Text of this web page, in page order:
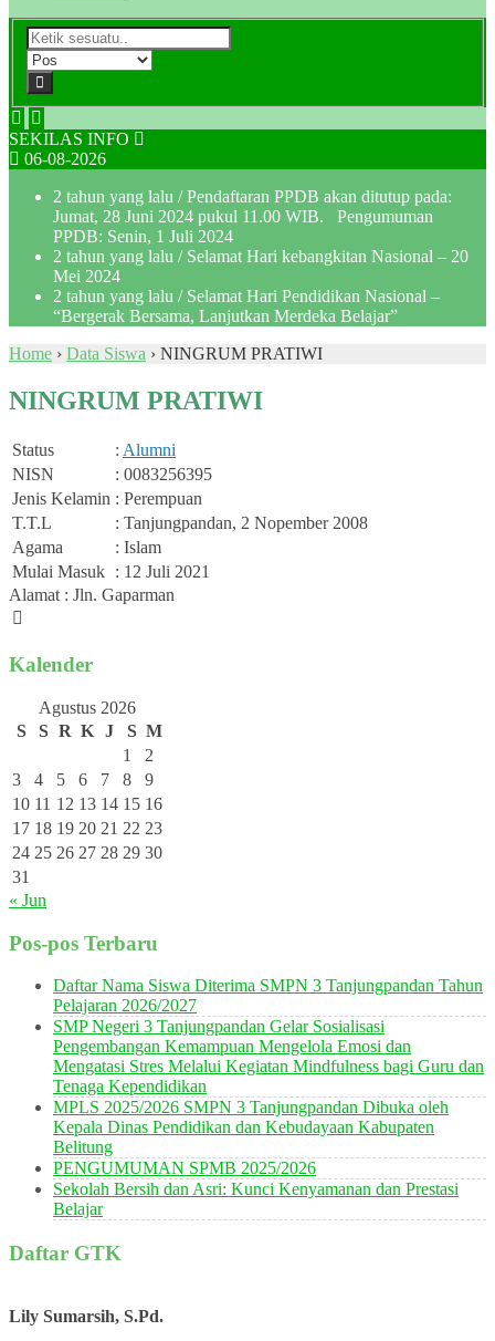
SEKILAS INFO
06-08-2026
2 tahun yang lalu / Pendaftaran PPDB akan ditutup pada:
Jumat, 28 Juni 2024 pukul 11.00 WIB. Pengumuman
PPDB: Senin, 1 Juli 2024
2 tahun yang lalu / Selamat Hari kebangkitan Nasional – 20
Mei 2024
2 tahun yang lalu / Selamat Hari Pendidikan Nasional –
“Bergerak Bersama, Lanjutkan Merdeka Belajar”
Home › Data Siswa › NINGRUM PRATIWI
NINGRUM PRATIWI
Status : Alumni
NISN
: 0083256395
Jenis Kelamin : Perempuan
T.T.L
: Tanjungpandan, 2 Nopember 2008
Agama
: Islam
Mulai Masuk : 12 Juli 2021
Alamat : Jln. Gaparman
Kalender
Agustus 2026
S
S R K J S M
1
2
3
4 5 6 7 8
9
10 11 12 13 14 15 16
17 18 19 20 21 22 23
24 25 26 27 28 29 30
31
« Jun
Pos-pos Terbaru
Daftar Nama Siswa Diterima SMPN 3 Tanjungpandan Tahun
Pelajaran 2026/2027
SMP Negeri 3 Tanjungpandan Gelar Sosialisasi
Pengembangan Kemampuan Mengelola Emosi dan
Mengatasi Stres Melalui Kegiatan Mindfulness bagi Guru dan
Tenaga Kependidikan
MPLS 2025/2026 SMPN 3 Tanjungpandan Dibuka oleh
Kepala Dinas Pendidikan dan Kebudayaan Kabupaten
Belitung
PENGUMUMAN SPMB 2025/2026
Sekolah Bersih dan Asri: Kunci Kenyamanan dan Prestasi
Belajar
Daftar GTK
Lily Sumarsih, S.Pd.